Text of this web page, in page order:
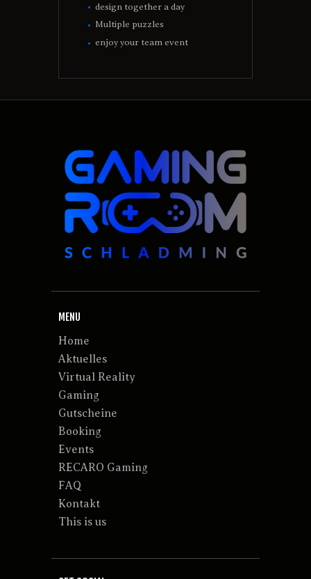
design together a day
Multiple puzzles
enjoy your team event
MENU
Home
Aktuelles
Virtual Reality
Gaming
Gutscheine
Booking
Events
RECARO Gaming
FAQ
Kontakt
This is us